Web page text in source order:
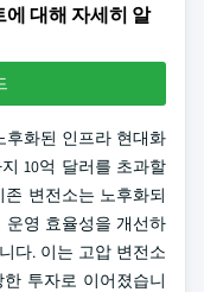
대해 자세히 알
화된 인프라 현대화
10억 달러를 초과할
변전소는 노후화되
영 효율성을 개선하
다. 이는 고압 변전소
투자로 이어졌습니